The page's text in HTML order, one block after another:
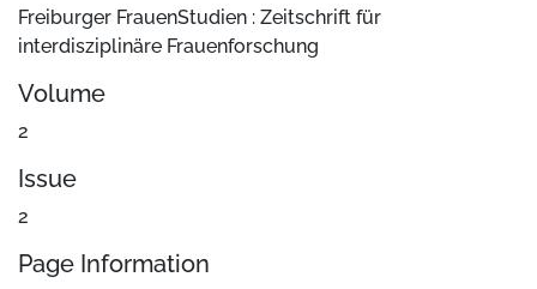
Freiburger FrauenStudien : Zeitschrift für
interdisziplinäre Frauenforschung
Volume
2
Issue
2
Page Information